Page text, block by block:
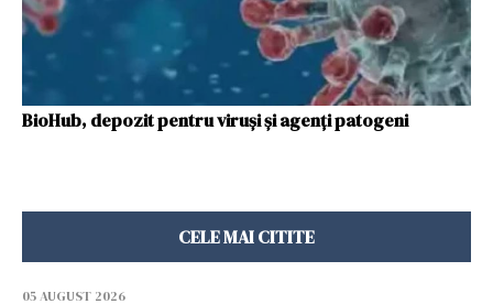
BioHub, depozit pentru viruși și agenți patogeni
CELE MAI CITITE
05 AUGUST 2026